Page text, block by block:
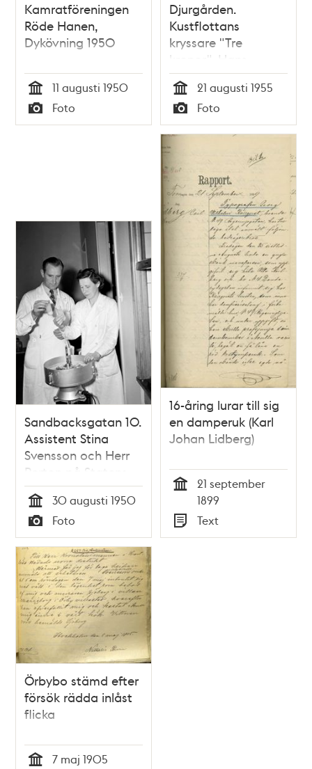
Kamratföreningen
Röde Hanen,
Dykövning 1950
Tid
11 augusti 1950
Typ
Foto
Djurgården.
Kustflottans
kryssare "Tre
kronor". Hans
Rydberg, Börje
Svensson och Kjell
Arne Löfdahl sitter
på kanonerna på
trippeltorn förom
bryggan
Tid
21 augusti 1955
Typ
Foto
Sandbacksgatan 10.
Assistent Stina
Svensson och Herr
Perton på Statens
Hantverksinstituts
livsmedelskemiska
laboratorier. På
laboratoriet så har
man lyckats
framställa gluten ur
råg
Tid
30 augusti 1950
Typ
Foto
16-åring lurar till sig
en damperuk (Karl
Johan Lidberg)
21 september
1899
Typ
Text
Örbybo stämd efter
försök rädda inlåst
flicka
7 maj 1905